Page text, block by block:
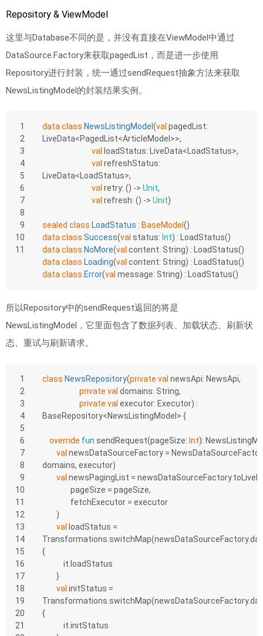
Repository & ViewModel
这里与Database不同的是，并没有直接在ViewModel中通过
DataSource.Factory来获取pagedList，而是进一步使用
Repository进行封装，统一通过sendRequest抽象方法来获取
NewsListingModel的封装结果实例。
1
2
3
4
5
6
7
8
9
10
11
data class NewsListingModel (val pagedList:
LiveData<PagedList<ArticleModel>>,
val
loadStatus: LiveData<LoadStatus>,
val refreshStatus:
LiveData<LoadStatus>,
val retry: () -> Unit,
val refresh: () -> Unit)
sealed class LoadStatus : BaseModel ()
data class Success(val status: Int) : LoadStatus()
data class NoMore(val content: String) : LoadStatus()
data class Loading(val content: String) : LoadStatus()
data class Error(val message: String) : LoadStatus()
所以Repository中的sendRequest返回的将是
NewsListingModel，它里面包含了数据列表、加载状态、刷新状
态、重试与刷新请求。
1
2
3
4
5
6
7
8
9
10
11
12
13
14
15
16
17
18
19
20
21
class NewsRepository(private val newsApi: NewsApi,
private val domains: String,
private val executor: Executor) :
BaseRepository<NewsListingModel> {
override fun sendRequest(pageSize: Int):
val newsDataSourceFactory =
domains, executor)
val newsPagingList =
                pageSize = pageSize,
                fetchExecutor = executor
        )
val
loadStatus =
{
            it.loadStatus
        }
val initStatus =
{
            it.initStatus